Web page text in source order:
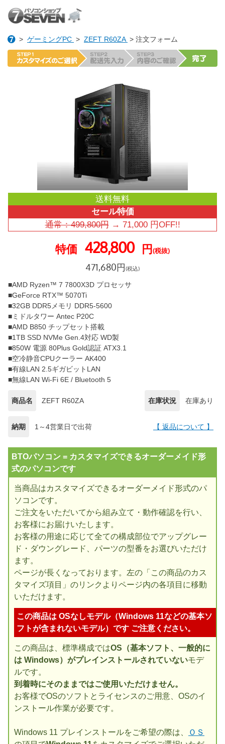
> ゲーミングPC > ZEFT R60ZA > 注文フォーム
送料無料
セール特価
通常：499,800円→ 71,000円OFF!!
特価 428,800 円(税抜)
471,680円(税込)
■AMD Ryzen™ 7 7800X3D プロセッサ
■GeForce RTX™ 5070Ti
■32GB DDR5メモリ DDR5-5600
■ミドルタワー Antec P20C
■AMD B850 チップセット搭載
■1TB SSD NVMe Gen.4対応 WD製
■850W 電源 80Plus Gold認証 ATX3.1
■空冷静音CPUクーラー AK400
■有線LAN 2.5ギガビットLAN
■無線LAN Wi-Fi 6E / Bluetooth 5
商品名 ZEFT R60ZA 在庫状況 在庫あり
納期 1～4営業日で出荷 【 返品について 】
BTOパソコン = カスタマイズできるオーダーメイド形
式のパソコンです
当商品はカスタマイズできるオーダーメイド形式のパ
ソコンです。
ご注文をいただいてから組み立て・動作確認を行い、
お客様にお届けいたします。
お客様の用途に応じて全ての構成部位でアップグレー
ド・ダウングレード、パーツの型番をお選びいただけ
ます。
ページが長くなっております。左の「この商品のカス
タマイズ項目」のリンクよりページ内の各項目に移動
いただけます。
この商品は OSなしモデル（Windows 11などの基本ソ
フトが含まれないモデル）です ご注意ください。
この商品は、標準構成ではOS（基本ソフト、一般的に
は Windows）がプレインストールされていないモデ
ルです。
到着時にそのままではご使用いただけません。
お客様でOSのソフトとライセンスのご用意、OSのイ
ンストール作業が必要です。
Windows 11 プレインストールをご希望の際は、
ＯＳ